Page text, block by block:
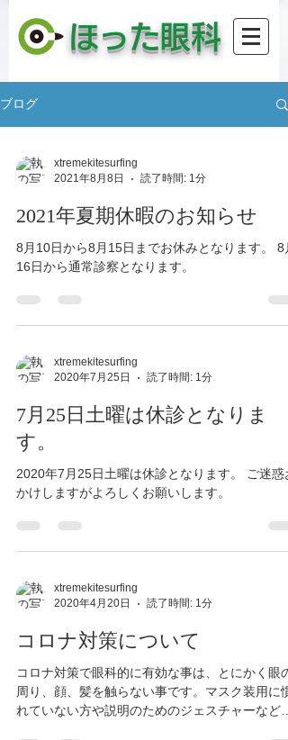
​ほった眼科
ブログ
xtremekitesurfing
2021年8月8日
読了時間: 1分
2021年夏期休暇のお知らせ
8月10日から8月15日までお休みとなります。 8
16日から通常診察となります。
xtremekitesurfing
2020年7月25日
読了時間: 1分
7月25日土曜は休診となりま
す。
2020年7月25日土曜は休診となります。 ご迷惑
かけしますがよろしくお願いします。
xtremekitesurfing
2020年4月20日
読了時間: 1分
コロナ対策について
コロナ対策で眼科的に有効な事は、とにかく眼の
周り、顔、髪を触らない事です。マスク装用に慣
れていない方や説明のためのジェスチャーなど顔